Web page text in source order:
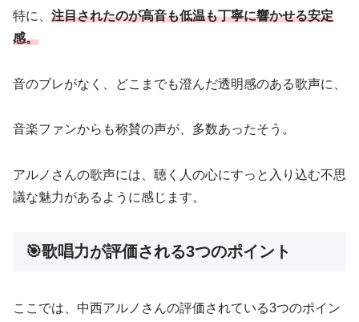
特に、 注目されたのが高音も低温も丁寧に響かせる安定
感。
音のブレがなく、どこまでも澄んだ透明感のある歌声に、
音楽ファンからも称賛の声が、多数あったそう。
アルノさんの歌声には、聴く人の心にすっと入り込む不思
議な魅力があるように感じます。
🎯歌唱力が評価される3つのポイント
ここでは、中西アルノさんの評価されている3つのポイン